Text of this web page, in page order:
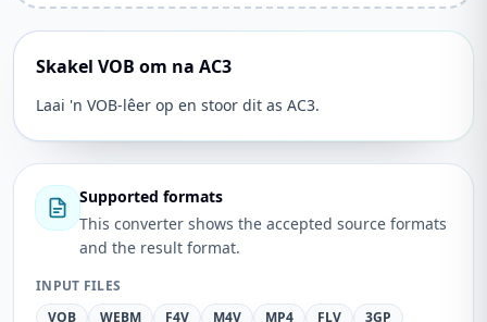
Skakel VOB om na AC3
Laai 'n VOB-lêer op en stoor dit as AC3.
Supported formats
This converter shows the accepted source formats
and the result format.
INPUT FILES
VOB
WEBM F4V M4V MP4 FLV
3GP